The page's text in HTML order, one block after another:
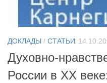
ДОКЛАДЫ / СТАТЬИ
Духовно-
России в ХХ